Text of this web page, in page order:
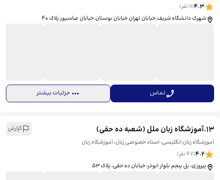
4.3
(
11 نفر)
شهرک دانشگاه شریف.خیابان تهران خیابان بوستان.خیابان عباسپور.پلاک 40
تماس جزئیات بیشتر
13
.آموزشگاه زبان ملل (شعبه ده حقی)
گزارش
آموزشگاه زبان انگلیسی، استاد خصوصی زبان، آموزشگاه زبان
4.2
(
47نفر)
پیروزی، پل پنجم بلوار ابوذر، خیابان ده حقی، ​پلاک 53